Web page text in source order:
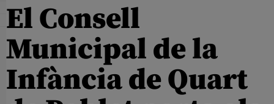
El Consell
Municipal de la
Infància de Quart